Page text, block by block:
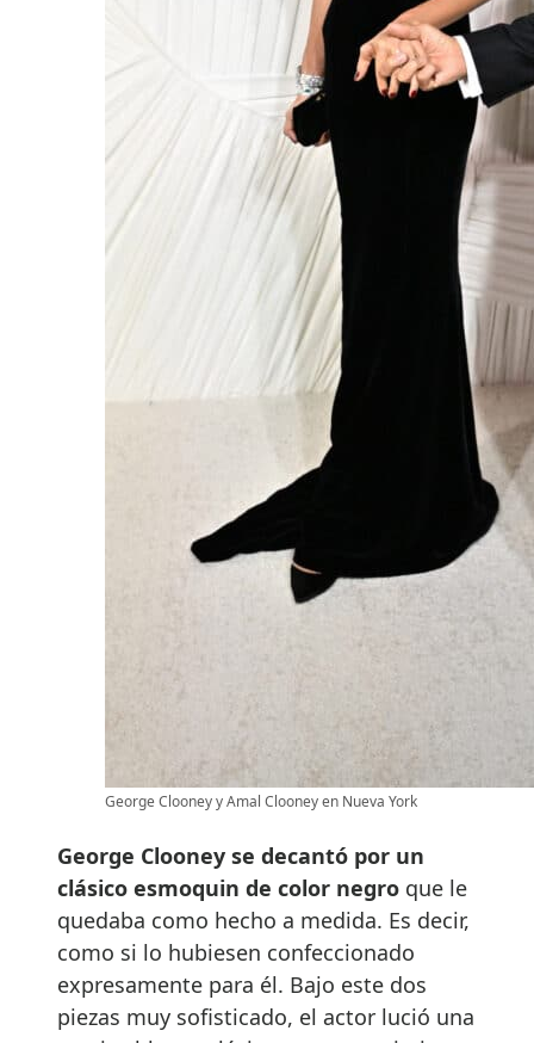
George Clooney y Amal Clooney en Nueva York
George Clooney se decantó por un
clásico esmoquin de color negro que le
quedaba como hecho a medida. Es decir,
como si lo hubiesen confeccionado
expresamente para él. Bajo este dos
piezas muy sofisticado, el actor lució una